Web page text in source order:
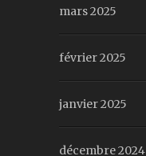
mars 2025
février 2025
janvier 2025
décembre 2024